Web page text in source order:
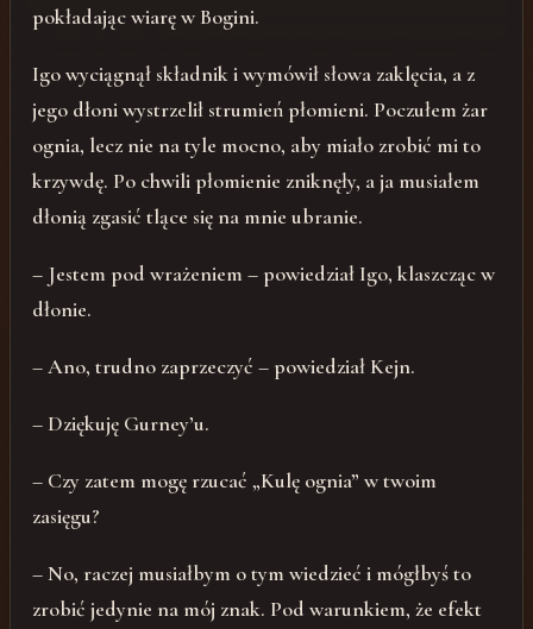
pokładając wiarę w Bogini.
Igo wyciągnął składnik i wymówił słowa zaklęcia, a z
jego dłoni wystrzelił strumień płomieni. Poczułem żar
ognia, lecz nie na tyle mocno, aby miało zrobić mi to
krzywdę. Po chwili płomienie zniknęły, a ja musiałem
dłonią zgasić tlące się na mnie ubranie.
– Jestem pod wrażeniem – powiedział Igo, klaszcząc w
dłonie.
– Ano, trudno zaprzeczyć – powiedział Kejn.
– Dziękuję Gurney’u.
– Czy zatem mogę rzucać „Kulę ognia” w twoim
zasięgu?
– No, raczej musiałbym o tym wiedzieć i mógłbyś to
zrobić jedynie na mój znak. Pod warunkiem, że efekt